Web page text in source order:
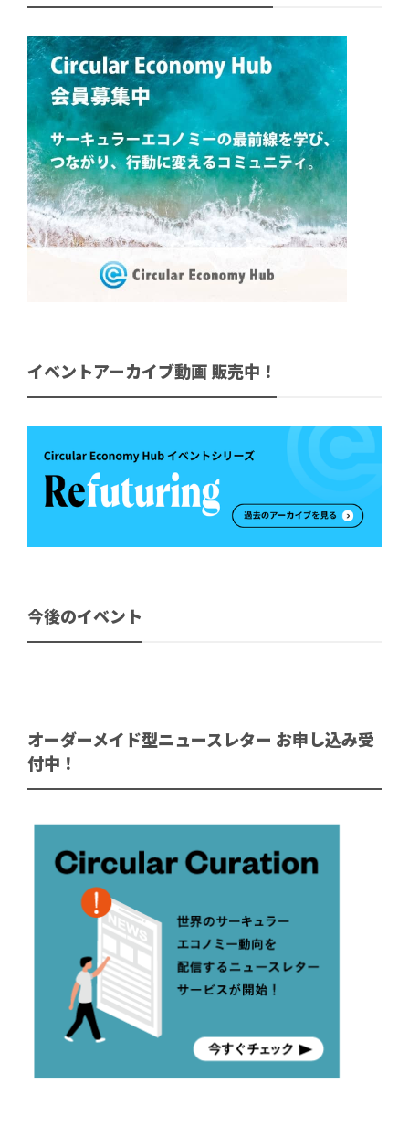
イベントアーカイブ動画 販売中！
今後のイベント
オーダーメイド型ニュースレター お申し込み受
付中！